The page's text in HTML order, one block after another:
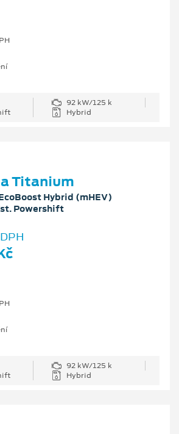
92 kW/125 k
Hybrid
Titanium
Hybrid (mHEV)
Powershift
92 kW/125 k
Hybrid